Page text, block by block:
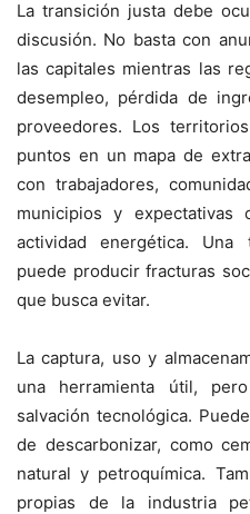
La transición justa debe
discusión. No basta con
las capitales mientras las
desempleo, pérdida de
proveedores. Los
puntos en un mapa de
con trabajadores,
municipios y expectativas
actividad energética. Una
puede producir fracturas
que busca evitar.
La captura, uso y
una herramienta útil,
salvación tecnológica.
de descarbonizar, como
natural y petroquímica.
propias de la industria